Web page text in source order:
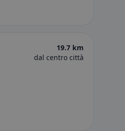
19.7 km
dal centro città